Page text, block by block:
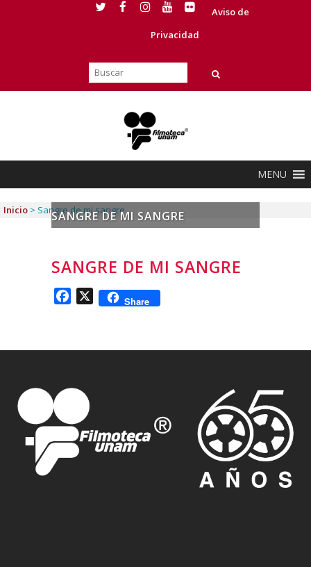
Aviso de
Privacidad
MENU
SANGRE DE MI SANGRE
Inicio > Sangre de mi sangre
SANGRE DE MI SANGRE
Facebook
X Share